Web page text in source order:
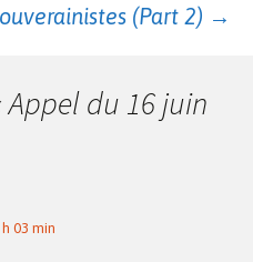
(Part 2) →
Appel du 16 juin
03 min